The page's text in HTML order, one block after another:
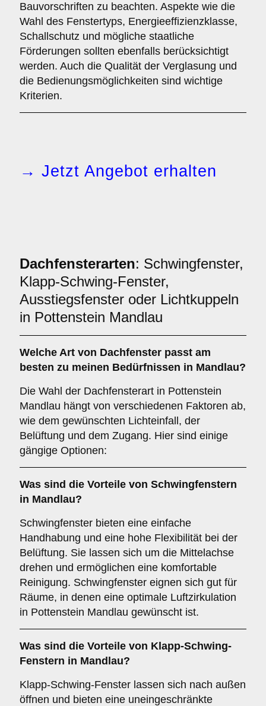
Bauvorschriften zu beachten. Aspekte wie die
Wahl des Fenstertyps, Energieeffizienzklasse,
Schallschutz und mögliche staatliche
Förderungen sollten ebenfalls berücksichtigt
werden. Auch die Qualität der Verglasung und
die Bedienungsmöglichkeiten sind wichtige
Kriterien.
→ Jetzt Angebot erhalten
Dachfensterarten: Schwingfenster,
Klapp-Schwing-Fenster,
Ausstiegsfenster oder Lichtkuppeln
in Pottenstein Mandlau
Welche Art von Dachfenster passt am
besten zu meinen Bedürfnissen in Mandlau?
Die Wahl der Dachfensterart in Pottenstein
Mandlau hängt von verschiedenen Faktoren ab,
wie dem gewünschten Lichteinfall, der
Belüftung und dem Zugang. Hier sind einige
gängige Optionen:
Was sind die Vorteile von Schwingfenstern
in Mandlau?
Schwingfenster bieten eine einfache
Handhabung und eine hohe Flexibilität bei der
Belüftung. Sie lassen sich um die Mittelachse
drehen und ermöglichen eine komfortable
Reinigung. Schwingfenster eignen sich gut für
Räume, in denen eine optimale Luftzirkulation
in Pottenstein Mandlau gewünscht ist.
Was sind die Vorteile von Klapp-Schwing-
Fenstern in Mandlau?
Klapp-Schwing-Fenster lassen sich nach außen
öffnen und bieten eine uneingeschränkte